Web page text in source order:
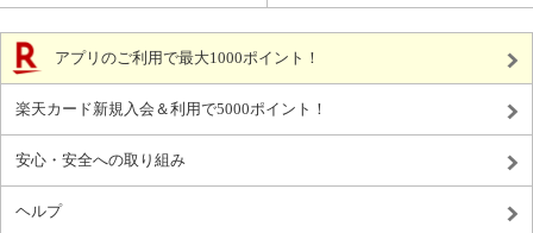
アプリのご利用で最大1000ポイント！
楽天カード新規入会＆利用で5000ポイント！
安心・安全への取り組み
ヘルプ